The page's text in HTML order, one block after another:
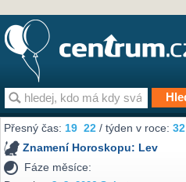
Přesný čas:19 22 / týden v roce:32
Znamení Horoskopu: Lev
Fáze měsíce: